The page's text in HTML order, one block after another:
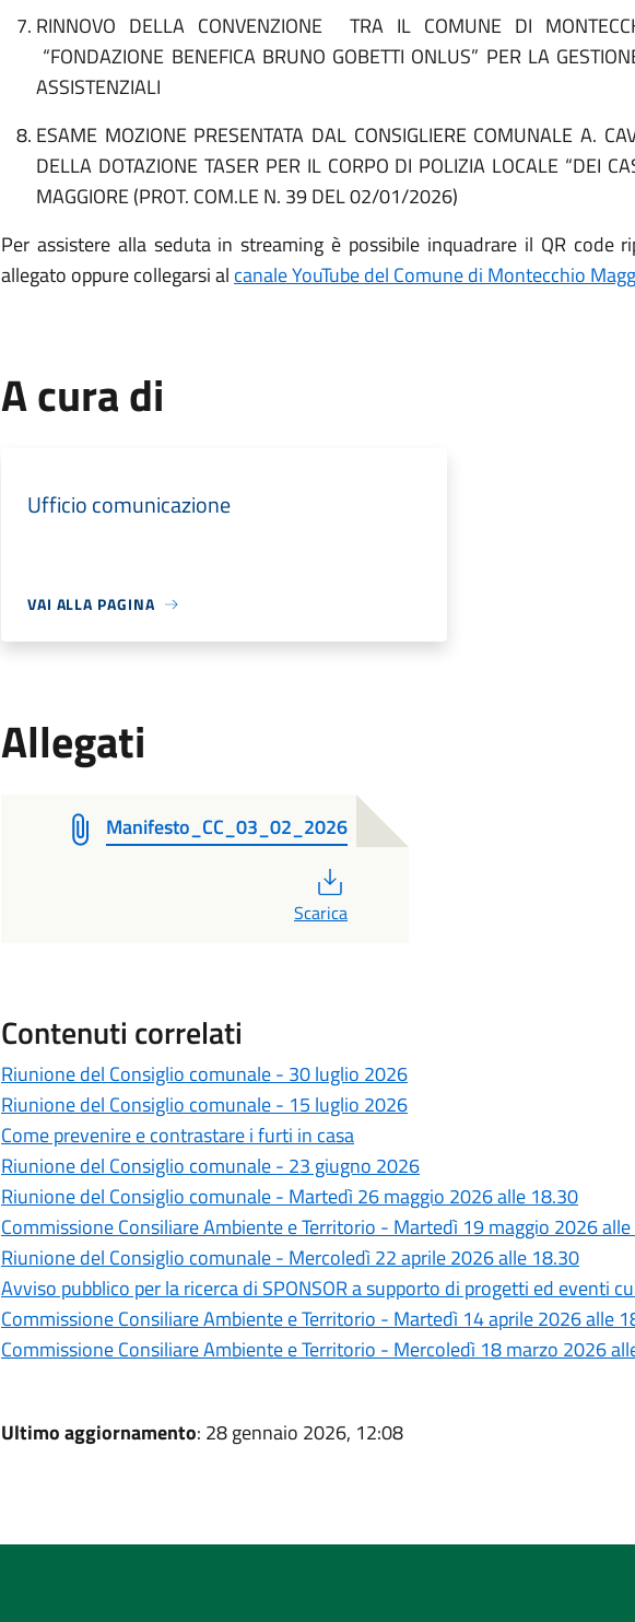
RINNOVO DELLA CONVENZIONE TRA IL COMUNE DI
“FONDAZIONE BENEFICA BRUNO GOBETTI ONLUS” PER LA
ASSISTENZIALI
ESAME MOZIONE PRESENTATA DAL CONSIGLIERE COMUNALE A.
DELLA DOTAZIONE TASER PER IL CORPO DI POLIZIA LOCALE “DEI
MAGGIORE (PROT. COM.LE N. 39 DEL 02/01/2026)
Per assistere alla seduta in streaming è possibile inquadrare il QR code
allegato oppure collegarsi al canale YouTube del Comune di Montecchio
A cura di
Ufficio comunicazione
VAI ALLA PAGINA
Allegati
Manifesto_CC_03_02_2026
Scarica
Contenuti correlati
Riunione del Consiglio comunale - 30 luglio 2026
Riunione del Consiglio comunale - 15 luglio 2026
Come prevenire e contrastare i furti in casa
Riunione del Consiglio comunale - 23 giugno 2026
Riunione del Consiglio comunale - Martedì 26 maggio 2026 alle 18.30
Commissione Consiliare Ambiente e Territorio - Martedì 19 maggio 2026
Riunione del Consiglio comunale - Mercoledì 22 aprile 2026 alle 18.30
Avviso pubblico per la ricerca di SPONSOR a supporto di progetti ed eventi
Commissione Consiliare Ambiente e Territorio - Martedì 14 aprile 2026 alle
Commissione Consiliare Ambiente e Territorio - Mercoledì 18 marzo 2026
Ultimo aggiornamento: 28 gennaio 2026, 12:08